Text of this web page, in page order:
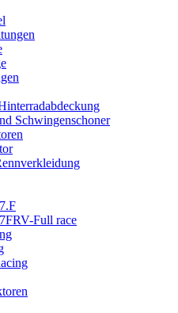
Schwingenschoner
Full race